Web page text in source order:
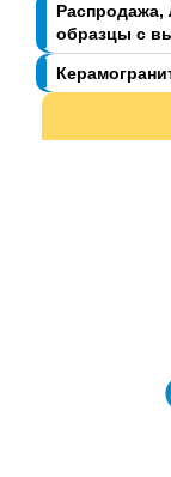
Распродажа,
образцы с